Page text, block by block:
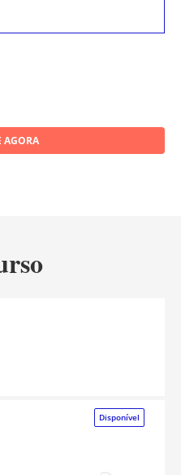
AGORA
Disponível